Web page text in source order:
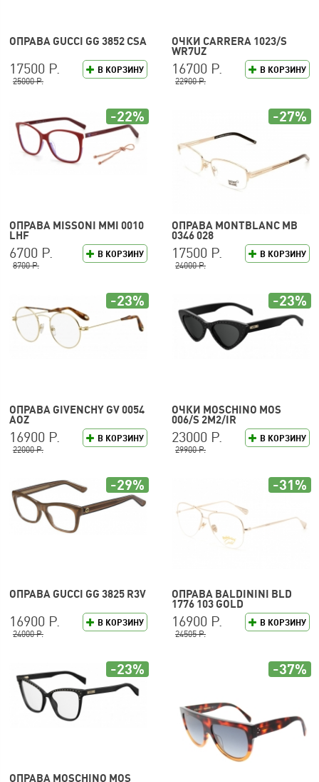
ОПРАВА GUCCI GG 3852 CSA
В КОРЗИНУ
17500 Р.
25000 Р.
ОЧКИ CARRERA 1023/S
WR7UZ
В КОРЗИНУ
16700 Р.
22900 Р.
ОПРАВА MISSONI MMI 0010
LHF
В КОРЗИНУ
6700 Р.
8700 Р.
-22%
ОПРАВА MONTBLANC MB
0346 028
В КОРЗИНУ
17500 Р.
24000 Р.
-27%
ОПРАВА GIVENCHY GV 0054
AOZ
В КОРЗИНУ
16900 Р.
22000 Р.
-23%
ОЧКИ MOSCHINO MOS
006/S 2M2/IR
В КОРЗИНУ
23000 Р.
29900 Р.
-23%
ОПРАВА GUCCI GG 3825 R3V
В КОРЗИНУ
16900 Р.
24000 Р.
-29%
ОПРАВА BALDININI BLD
1776 103 GOLD
В КОРЗИНУ
16900 Р.
24505 Р.
-31%
ОПРАВА MOSCHINO MOS
-23% -37%